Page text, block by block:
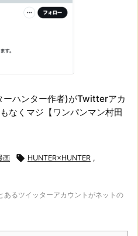
ーハンター作者)がTwitterアカ
なくマジ【ワンパンマン村田
画  HUNTER×HUNTER ,
るツイッターアカウントがネットの